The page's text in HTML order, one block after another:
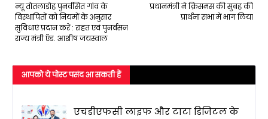
प्रधानमंत्री ने क्रिसमस की सुबह की
प्रार्थना सभा में भाग लिया
न्यू तोतलाडोह पुनर्वसित गांव के
विस्थापितों को नियमों के अनुसार
सुविधाएं प्रदान करें : राहत एवं पुनर्वसन
राज्य मंत्री ऍड. आशीष जयस्वाल
आपको ये पोस्ट पसंद आ सकती हैं
एचडीएफसी लाइफ और टाटा डिजिटल के